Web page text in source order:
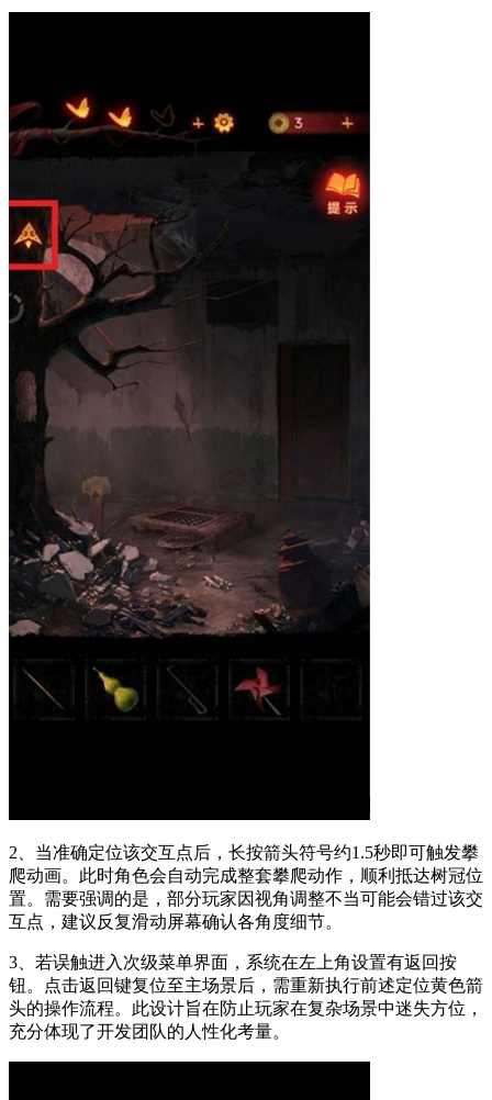
2、当准确定位该交互点后，长按箭头符号约1.5秒即可触发攀
爬动画。此时角色会自动完成整套攀爬动作，顺利抵达树冠位
置。需要强调的是，部分玩家因视角调整不当可能会错过该交
互点，建议反复滑动屏幕确认各角度细节。
3、若误触进入次级菜单界面，系统在左上角设置有返回按
钮。点击返回键复位至主场景后，需重新执行前述定位黄色箭
头的操作流程。此设计旨在防止玩家在复杂场景中迷失方位，
充分体现了开发团队的人性化考量。